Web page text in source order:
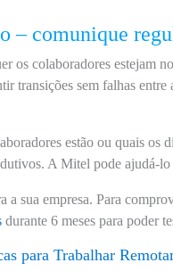
– comunique
os colaboradores estejam
transições sem falhas
estão ou quais os
A Mitel pode ajudá-lo
a sua empresa. Para
durante 6 meses para poder
para Trabalhar